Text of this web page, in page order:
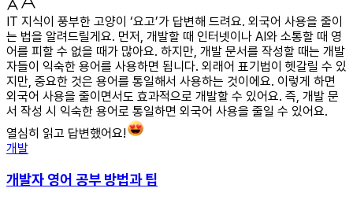
IT 지식이 풍부한 고양이 ‘요고’가 답변해 드려요. 외국어 사용을 줄이
는 법을 알려드릴게요. 먼저, 개발할 때 인터넷이나 AI와 소통할 때 영
어를 피할 수 없을 때가 많아요. 하지만, 개발 문서를 작성할 때는 개발
자들이 익숙한 용어를 사용하면 됩니다. 외래어 표기법이 헷갈릴 수 있
지만, 중요한 것은 용어를 통일해서 사용하는 것이에요. 이렇게 하면
외국어 사용을 줄이면서도 효과적으로 개발할 수 있어요. 즉, 개발 문
서 작성 시 익숙한 용어로 통일하면 외국어 사용을 줄일 수 있어요.
열심히 읽고 답변했어요!
개발
개발자 영어 공부 방법과 팁